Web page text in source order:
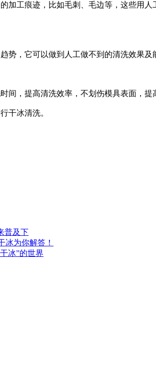
加工痕迹，比如毛刺、毛边等，这些用
势，它可以做到人工做不到的清洗效果
间，提高清洗效率，不划伤模具表面，提
干冰清洗。
普及下
冰为你解答！
冰”的世界